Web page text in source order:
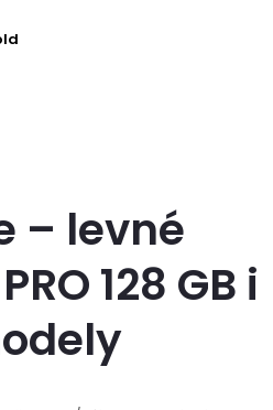
– levné
128 GB i